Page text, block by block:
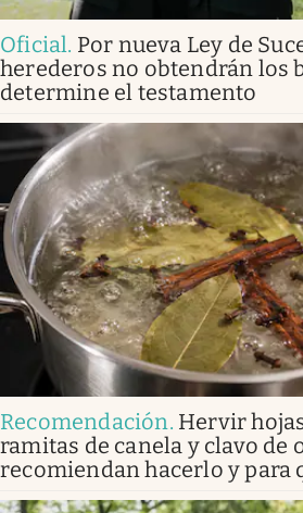
Oficial. Por nueva Ley de
herederos no obtendrán los
determine el testamento
Recomendación. Hervir
ramitas de canela y clavo de
recomiendan hacerlo y para